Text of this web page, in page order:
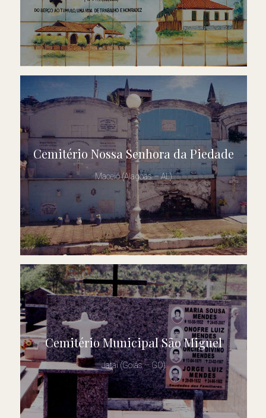
Cemitério Nossa Senhora da Piedade
Maceió (Alagoas – AL)
Cemitério Municipal São Miguel
Jataí (Goiás – GO)